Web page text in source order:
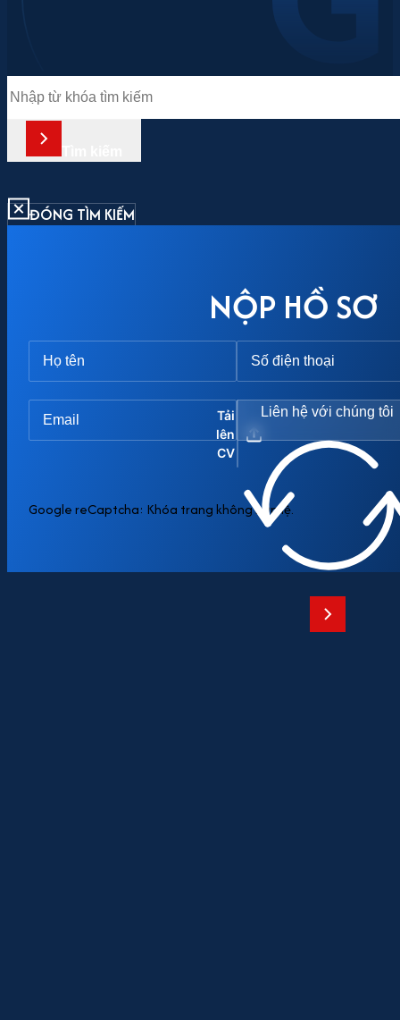
kiếm
ĐÓNG TÌM KIẾM
NỘP HỒ SƠ
Tải
lên
CV
Liên hệ với chúng tôi
Google reCaptcha: Khóa trang không hợp lệ.